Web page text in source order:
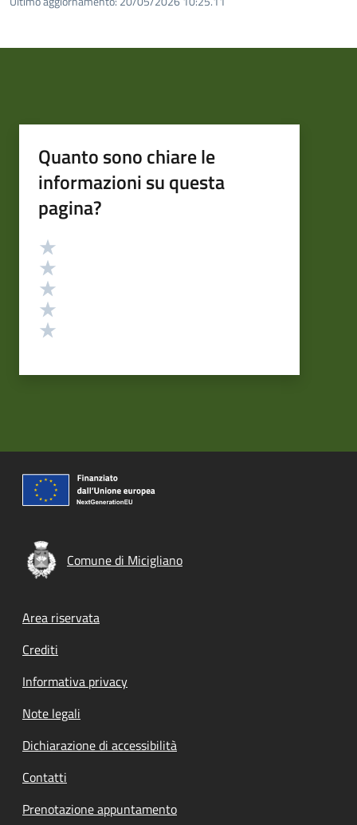
Quanto sono chiare le
informazioni su questa
pagina?
Valutazione
Comune di Micigliano
Footer menu
Area riservata
Crediti
Informativa privacy
Note legali
Dichiarazione di accessibilità
Contatti
Prenotazione appuntamento